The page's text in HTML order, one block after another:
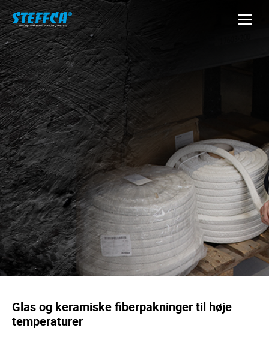
Glas og keramiske fiberpakninger til høje
temperaturer